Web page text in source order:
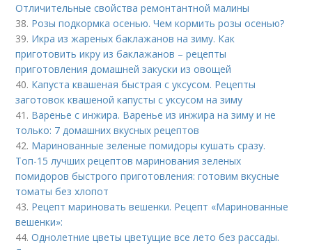
Отличительные свойства ремонтантной малины
38. Розы подкормка осенью. Чем кормить розы осенью?
39. Икра из жареных баклажанов на зиму. Как
приготовить икру из баклажанов – рецепты
приготовления домашней закуски из овощей
40. Капуста квашеная быстрая с уксусом. Рецепты
заготовок квашеной капусты с уксусом на зиму
41. Варенье с инжира. Варенье из инжира на зиму и не
только: 7 домашних вкусных рецептов
42. Маринованные зеленые помидоры кушать сразу.
Топ-15 лучших рецептов маринования зеленых
помидоров быстрого приготовления: готовим вкусные
томаты без хлопот
43. Рецепт мариновать вешенки. Рецепт «Маринованные
вешенки»:
44.Однолетние цветы цветущие все лето без рассады.